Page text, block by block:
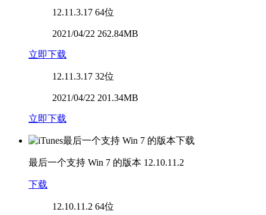
12.11.3.17 64位
2021/04/22 262.84MB
立即下载
12.11.3.17 32位
2021/04/22 201.34MB
立即下载
最后一个支持 Win 7 的版本 12.10.11.2
下载
12.10.11.2 64位